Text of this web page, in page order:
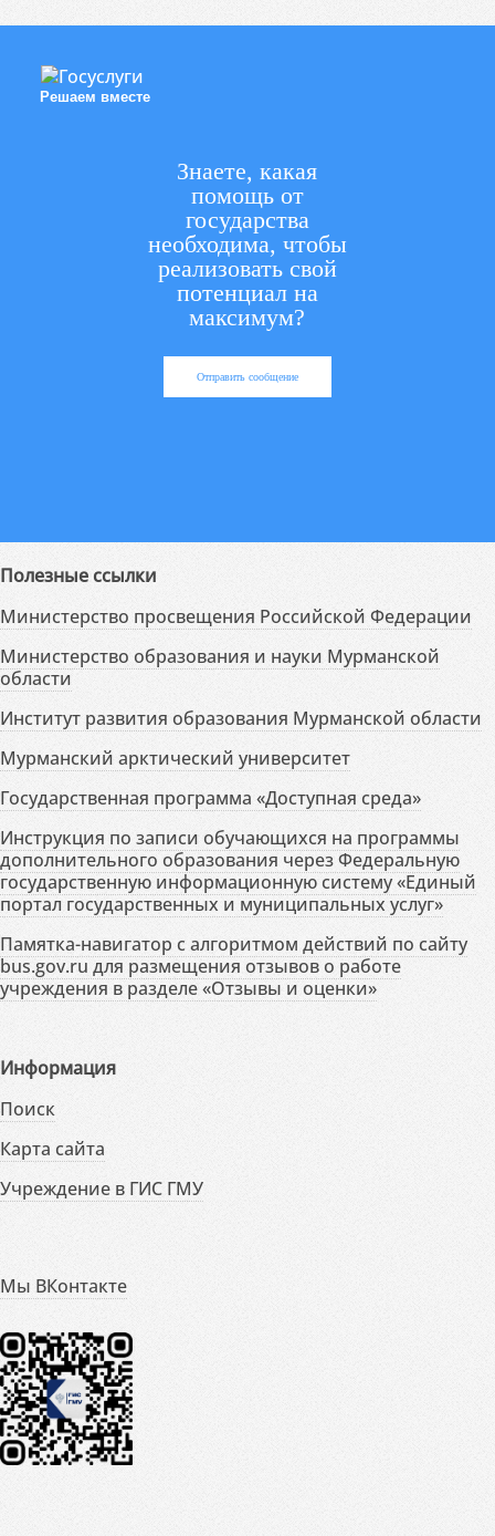
Решаем вместе
Знаете, какая
помощь от
государства
необходима, чтобы
реализовать свой
потенциал на
максимум?
Отправить сообщение
Полезные ссылки
Министерство просвещения Российской Федерации
Министерство образования и науки Мурманской
области
Институт развития образования Мурманской области
Мурманский арктический университет
Государственная программа «Доступная среда»
Инструкция по записи обучающихся на программы
дополнительного образования через Федеральную
государственную информационную систему «Единый
портал государственных и муниципальных услуг»
Памятка-навигатор с алгоритмом действий по сайту
bus.gov.ru для размещения отзывов о работе
учреждения в разделе «Отзывы и оценки»
Информация
Поиск
Карта сайта
Учреждение в ГИС ГМУ
Мы ВКонтакте